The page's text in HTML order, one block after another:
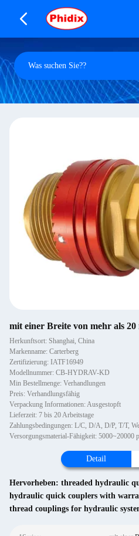
mit einer Breite von mehr als 20
Herkunftsort: Shanghai, China
Markenname: Carterberg
Zertifizierung: IATF16949
Modellnummer: CB-HYDRAV-KD
Min Bestellmenge: Verhandlungen
Preis: Verhandlungsfähig
Verpackung Informationen: Ausgestopft
Lieferzeit: 7 bis 20 Arbeitstage
Zahlungsbedingungen: L/C, D/A, D/P, T/T,
Versorgungsmaterial-Fähigkeit: 5000~20000
Detail
Hervorheben: threaded hydraulic
hydraulic quick couplers with
thread couplings for hydraulic